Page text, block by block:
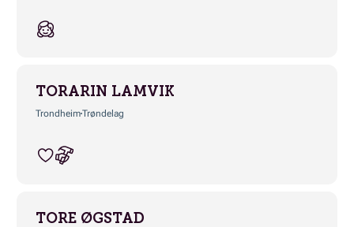
TORARIN LAMVIK
TrondheimTrøndelag
TORE ØGSTAD